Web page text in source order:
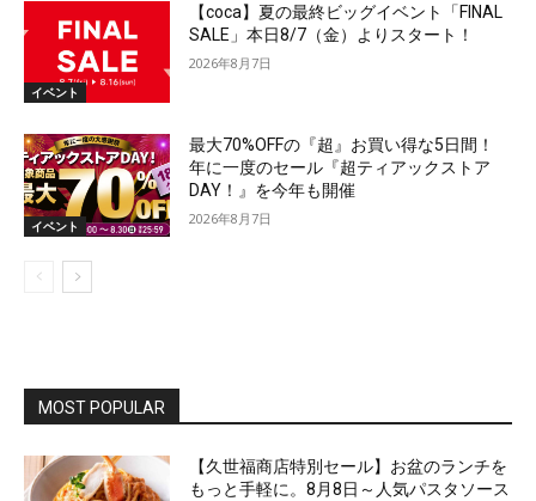
イベント
【coca】夏の最終ビッグイベント「FINAL
SALE」本日8/7（金）よりスタート！
2026年8月7日
イベント
最大70%OFFの『超』お買い得な5日間！
年に一度のセール『超ティアックストア
DAY！』を今年も開催
2026年8月7日
MOST POPULAR
【久世福商店特別セール】お盆のランチを
もっと手軽に。8月8日～人気パスタソース